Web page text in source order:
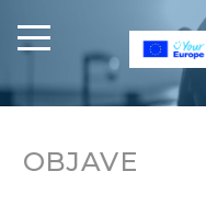
OBJAVE